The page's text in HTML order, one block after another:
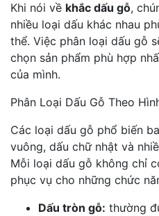
Khi nói về khắc dấu gỗ,
nhiều loại dấu khác nhau
thể. Việc phân loại dấu gỗ
chọn sản phẩm phù hợp
của mình.
Phân Loại Dấu Gỗ Theo
Các loại dấu gỗ phổ biến
vuông, dấu chữ nhật và
Mỗi loại dấu gỗ không chỉ
phục vụ cho những chức
Dấu tròn gỗ: thường